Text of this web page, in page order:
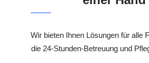
Wir bieten Ihnen Lösungen für alle
die 24-Stunden-Betreuung und